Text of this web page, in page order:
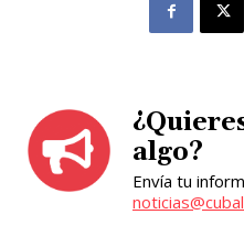
algo?
Envía tu